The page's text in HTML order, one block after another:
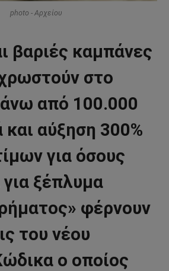
photo - Αρχείου
βαριές καμπάνες
στο
από 100.000
αύξηση 300%
για όσους
ξέπλυμα
φέρνουν
του νέου
ο οποίος